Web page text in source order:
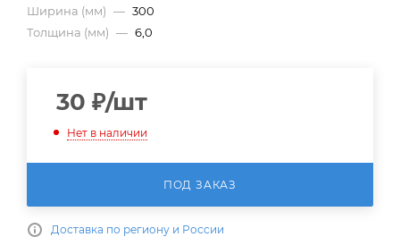
Ширина (мм) — 300
Толщина (мм) — 6,0
30 ₽/шт
Нет в наличии
ПОД ЗАКАЗ
Доставка по региону и России